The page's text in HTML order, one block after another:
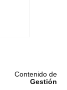
Contenido de
Gestión